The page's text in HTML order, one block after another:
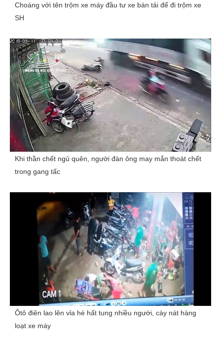
Choáng với tên trộm xe máy đầu tư xe bán tải để đi trộm xe
SH
Khi thần chết ngủ quên, người đàn ông may mắn thoát chết
trong gang tấc
Ôtô điên lao lên vỉa hè hất tung nhiều người, cày nát hàng
loạt xe máy